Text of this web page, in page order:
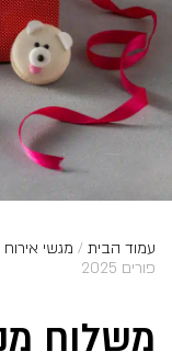
עמוד הבית / מגשי
פורים 2025
משלוח